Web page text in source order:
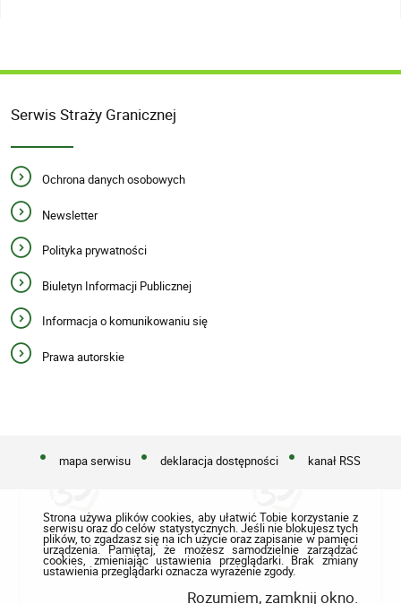
Serwis Straży Granicznej
Ochrona danych osobowych
Newsletter
Polityka prywatności
Biuletyn Informacji Publicznej
Informacja o komunikowaniu się
Prawa autorskie
mapa serwisu deklaracja dostępności kanał RSS
Strona używa plików cookies, aby ułatwić Tobie korzystanie z
serwisu oraz do celów statystycznych. Jeśli nie blokujesz tych
plików, to zgadzasz się na ich użycie oraz zapisanie w pamięci
urządzenia. Pamiętaj, że możesz samodzielnie zarządzać
cookies, zmieniając ustawienia przeglądarki. Brak zmiany
ustawienia przeglądarki oznacza wyrażenie zgody.
Rozumiem, zamknij okno.